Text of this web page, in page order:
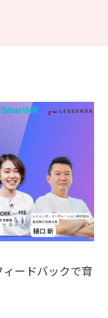
ードバックで育